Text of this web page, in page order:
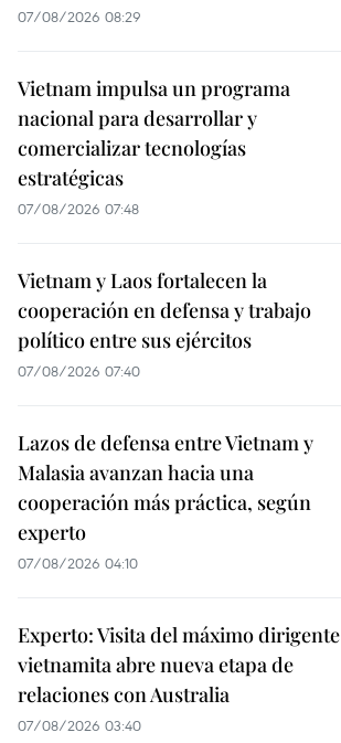
07/08/2026 08:29
Vietnam impulsa un programa
nacional para desarrollar y
comercializar tecnologías
estratégicas
07/08/2026 07:48
Vietnam y Laos fortalecen la
cooperación en defensa y trabajo
político entre sus ejércitos
07/08/2026 07:40
Lazos de defensa entre Vietnam y
Malasia avanzan hacia una
cooperación más práctica, según
experto
07/08/2026 04:10
Experto: Visita del máximo dirigente
vietnamita abre nueva etapa de
relaciones con Australia
07/08/2026 03:40